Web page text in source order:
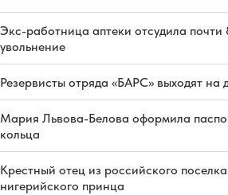
Экс-работница аптеки отсудила почти
увольнение
Резервисты отряда «БАРС» выходят на
Мария Львова-Белова оформила
кольца
Крестный отец из российского
нигерийского принца